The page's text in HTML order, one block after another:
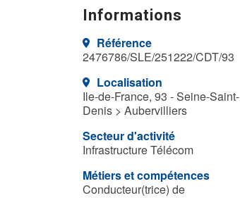
Informations
Référence
2476786/SLE/251222/CDT/93
Localisation
Ile-de-France, 93 - Seine-Saint-
Denis > Aubervilliers
Secteur d'activité
Infrastructure Télécom
Métiers et compétences
Conducteur(trice) de